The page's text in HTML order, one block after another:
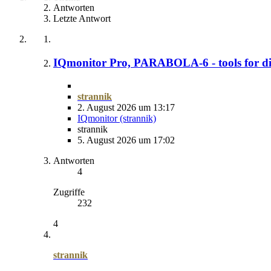
Antworten
Letzte Antwort
IQmonitor Pro, PARABOLA-6 - tools for
strannik
2. August 2026 um 13:17
IQmonitor (strannik)
strannik
5. August 2026 um 17:02
Antworten
4
Zugriffe
232
4
strannik